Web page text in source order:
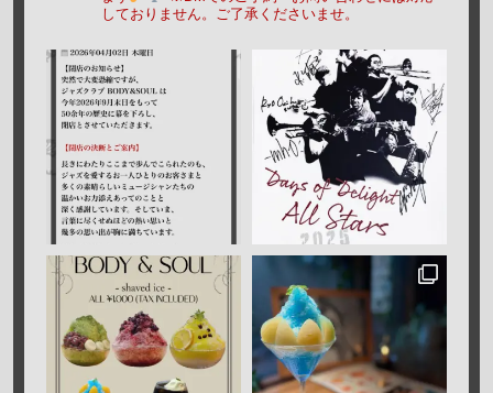
しておりません。ご了承くださいませ。